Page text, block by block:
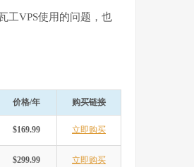
工VPS使用的问题，也
价格/年 购买链接
$169.99 立即购买
$299.99 立即购买